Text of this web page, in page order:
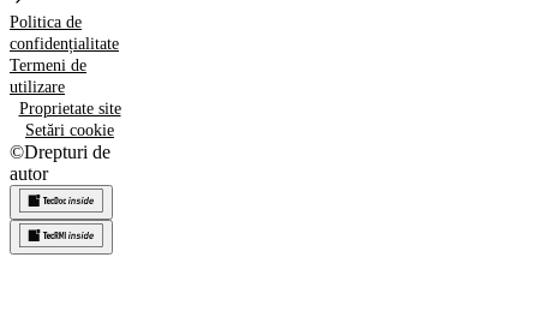
Politica de
confidențialitate
Termeni de
utilizare
Proprietate site
Setări cookie
©Drepturi de
autor